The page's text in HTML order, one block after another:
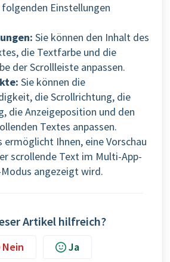
Einstellungen
Sie können den Inhalt des
die Textfarbe und die
der Scrollleiste anpassen.
Sie können die
die Scrollrichtung, die
die Anzeigeposition und den
Textes anpassen.
ermöglicht Ihnen, eine Vorschau
scrollende Text im Multi-App-
angezeigt wird.
Artikel hilfreich?
Nein Ja